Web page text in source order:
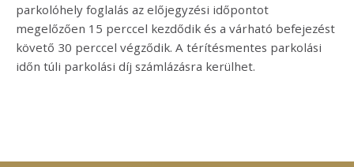
parkolóhely foglalás az előjegyzési időpontot
megelőzően 15 perccel kezdődik és a várható befejezést
követő 30 perccel végződik. A térítésmentes parkolási
időn túli parkolási díj számlázásra kerülhet.